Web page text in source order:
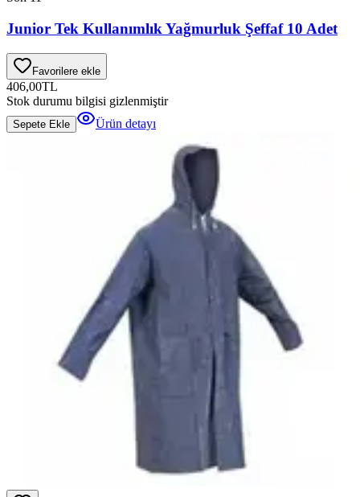
Junior Tek Kullanımlık Yağmurluk Şeffaf 10 Adet
Favorilere ekle
406,00TL
Stok durumu bilgisi gizlenmiştir
Sepete Ekle Ürün detayı